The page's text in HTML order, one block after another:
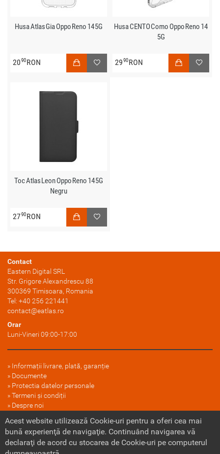
Husa Atlas Gia Oppo Reno 14 5G
2090RON
Husa CENTO Como Oppo Reno 14
5G
2990RON
Toc Atlas Leon Oppo Reno 14 5G
Negru
2790RON
Contact
Eastern Digital SRL
Str. Grigore Alexandrescu 88
300369 Timisoara, Romania
Tel: +40 256 221441
contact@eatlas.ro
Orar
Luni-Vineri 09:00-17:00
Informații livrare, plată, garanție
Documente
Protectia datelor personale
Termeni și condiții
Despre noi
Politica cookie
Acest website utilizează Cookie-uri pentru a oferi cea mai
bună experienţă de navigaţie. Continuând navigarea vă
declaraţi de acord cu stocarea de Cookie-uri pe computerul